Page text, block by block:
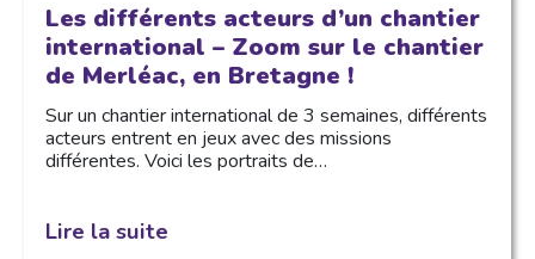
Les différents acteurs d’un chantier
international – Zoom sur le chantier
de Merléac, en Bretagne !
Sur un chantier international de 3 semaines, différents
acteurs entrent en jeux avec des missions
différentes. Voici les portraits de…
Lire la suite